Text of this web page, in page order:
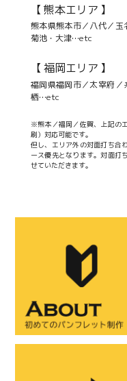
【 熊本エリア 】
熊本県熊本市／八代／玉
菊池・大津…etc
【 福岡エリア 】
福岡県福岡市／太宰府
栖…etc
※熊本／福岡／佐賀、上記の
刷）対応可能です。
但し、エリア外の対面打ち合
ース優先となります。対面打
せていただきます。